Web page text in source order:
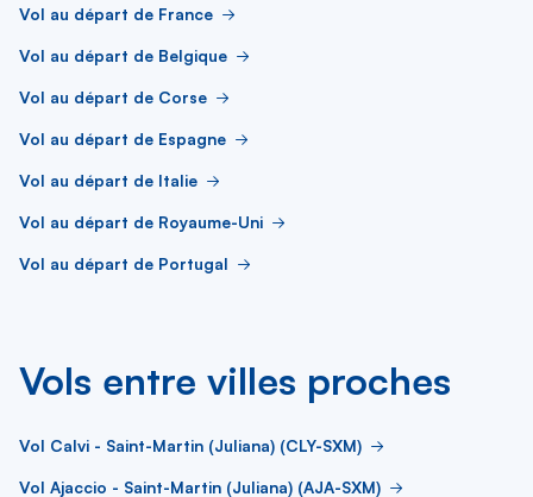
Vol au départ de France
Vol au départ de Belgique
Vol au départ de Corse
Vol au départ de Espagne
Vol au départ de Italie
Vol au départ de Royaume-Uni
Vol au départ de Portugal
Vols entre villes proches
Vol Calvi - Saint-Martin (Juliana) (CLY-SXM)
Vol Ajaccio - Saint-Martin (Juliana) (AJA-SXM)